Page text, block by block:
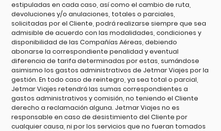
estipuladas en cada caso, así como el cambio de ruta,
devoluciones y/o anulaciones, totales o parciales,
solicitadas por el Cliente, podrá realizarse siempre que sea
admisible de acuerdo con las modalidades, condiciones y
disponibilidad de las Compañías Aéreas, debiendo
abonarse la correspondiente penalidad y eventual
diferencia de tarifa determinadas por estas, sumándose
asimismo los gastos administrativos de Jetmar Viajes por la
gestión. En todo caso de reintegro, ya sea total o parcial,
Jetmar Viajes retendrá las sumas correspondientes a
gastos administrativos y comisión, no teniendo el Cliente
derecho a reclamación alguna. Jetmar Viajes no es
responsable en caso de desistimiento del Cliente por
cualquier causa, ni por los servicios que no fueran tomados